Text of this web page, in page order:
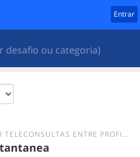
Entrar
desafio ou categoria)
PROFISSIONAIS DE SAÚDE E A POPULAÇÃO?